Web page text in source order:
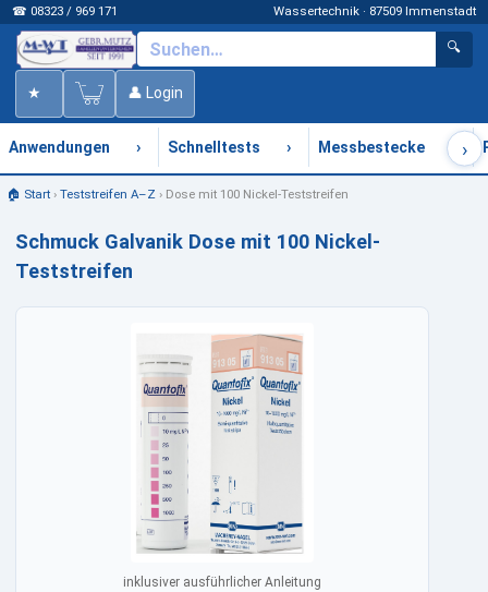
☎ 08323 / 969 171 Wassertechnik · 87509 Immenstadt
🔍
★ 👤 Login
Anwendungen › Schnelltests › Messbestecke ›
🏠 Start› Teststreifen A–Z› Dose mit 100 Nickel-Teststreifen
Schmuck Galvanik Dose mit 100 Nickel-
Teststreifen
inklusiver ausführlicher Anleitung